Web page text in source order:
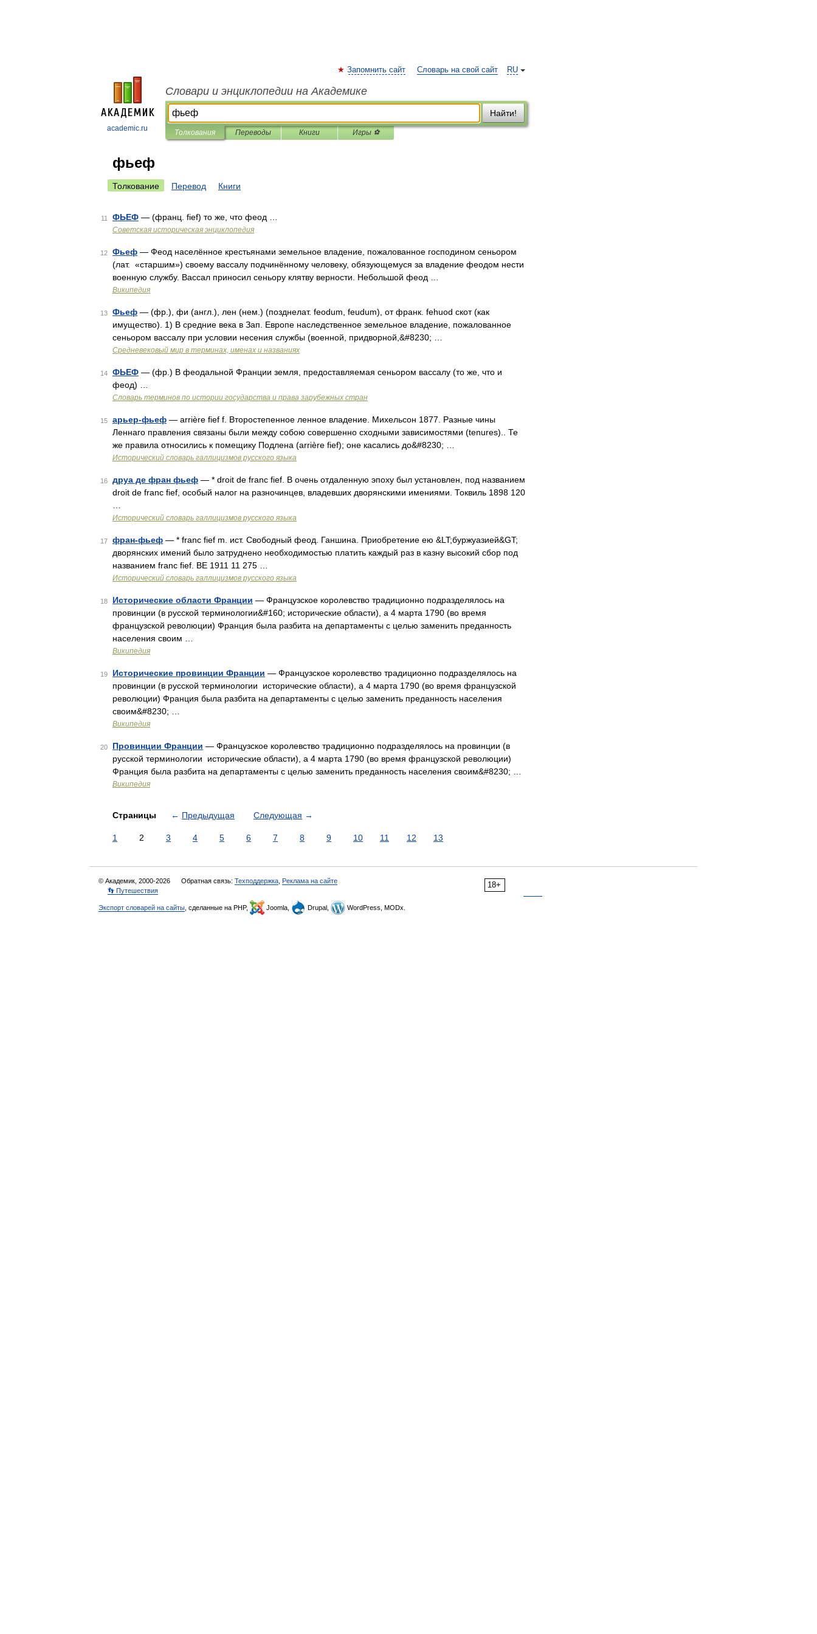
academic.ru
RU
Запомнить сайт Словарь на свой сайт
Словари и энциклопедии на Академике
Найти!
Толкования Переводы Книги Игры ⚽
фьеф
Толкование Перевод Книги
11 ФЬЕФ — (франц. fief) то же, что феод …
Советская историческая энциклопедия
12 Фьеф — Феод населённое крестьянами земельное владение, пожалованное господином сеньором
(лат. «старшим») своему вассалу подчинённому человеку, обязующемуся за владение феодом нести
военную службу. Вассал приносил сеньору клятву верности. Небольшой феод …
Википедия
13 Фьеф — (фр.), фи (англ.), лен (нем.) (позднелат. feodum, feudum), от франк. fehuod скот (как
имущество). 1) В средние века в Зап. Европе наследственное земельное владение, пожалованное
сеньором вассалу при условии несения службы (военной, придворной,&#8230; …
Средневековый мир в терминах, именах и названиях
14 ФЬЕФ — (фр.) В феодальной Франции земля, предоставляемая сеньором вассалу (то же, что и
феод) …
Словарь терминов по истории государства и права зарубежных стран
15 арьер-фьеф — arrière fief f. Второстепенное ленное владение. Михельсон 1877. Разные чины
Леннаго правления связаны были между собою совершенно сходными зависимостями (tenures).. Те
же правила относились к помещику Подлена (arrière fief); оне касались до&#8230; …
Исторический словарь галлицизмов русского языка
16 друа де фран фьеф — * droit de franc fief. В очень отдаленную эпоху был установлен, под названием
droit de franc fief, особый налог на разночинцев, владевших дворянскими имениями. Токвиль 1898 120
Исторический словарь галлицизмов русского языка
17 фран-фьеф — * franc fief m. ист. Свободный феод. Ганшина. Приобретение ею &LT;буржуазией&GT;
дворянских имений было затруднено необходимостью платить каждый раз в казну высокий сбор под
названием franc fief. ВЕ 1911 11 275 …
Исторический словарь галлицизмов русского языка
18 Исторические области Франции — Французское королевство традиционно подразделялось на
провинции (в русской терминологии&#160; исторические области), а 4 марта 1790 (во время
французской революции) Франция была разбита на департаменты с целью заменить преданность
населения своим …
Википедия
19 Исторические провинции Франции — Французское королевство традиционно подразделялось на
провинции (в русской терминологии исторические области), а 4 марта 1790 (во время французской
революции) Франция была разбита на департаменты с целью заменить преданность населения
своим&#8230; …
Википедия
20 Провинции Франции — Французское королевство традиционно подразделялось на провинции (в
русской терминологии исторические области), а 4 марта 1790 (во время французской революции)
Франция была разбита на департаменты с целью заменить преданность населения своим&#8230; …
Википедия
Страницы ← Предыдущая Следующая →
1 2 3 4 5 6 7 8 9 10 11 12 13
18+
© Академик, 2000-2026 Обратная связь: Техподдержка Реклама на сайте
👣 Путешествия
Экспорт словарей на сайты , сделанные на PHP, Joomla, Drupal, WordPress, MODx.